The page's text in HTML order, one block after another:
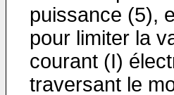
puissance (5),
pour limiter la
courant (I)
traversant le